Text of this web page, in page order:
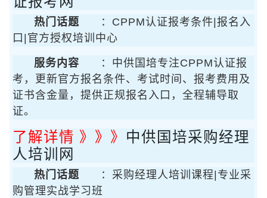
热门话题
：CPPM认证报考条件|报名入
口|官方授权培训中心
服务内容
：中供国培专注CPPM认证报
考，更新官方报名条件、考试时间、报考费用及
证书含金量，提供正规报名入口，全程辅导取
证。
了解详情 》》》 中供国培采购经理
人培训网
热门话题
：采购经理人培训课程|专业采
购管理实战学习班